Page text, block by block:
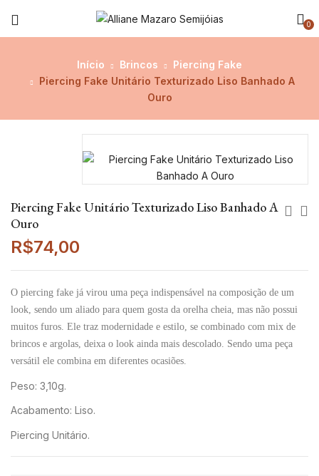
0
Início Brincos
Piercing Fake
Piercing Fake Unitário Texturizado Liso Banhado A
Ouro
Piercing Fake Unitário Texturizado Liso Banhado A
Ouro
R$74,00
O piercing fake já virou uma peça indispensável na composição de um
look, sendo um aliado para quem gosta da orelha cheia, mas não possui
muitos furos. Ele traz modernidade e estilo, se combinado com mix de
brincos e argolas, deixa o look ainda mais descolado. Sendo uma peça
versátil ele combina em diferentes ocasiões.
Peso: 3,10g.
Acabamento: Liso.
Piercing Unitário.